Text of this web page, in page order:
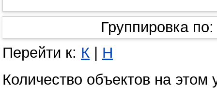
Группировка
Перейти к: К | Н
Количество объектов на этом